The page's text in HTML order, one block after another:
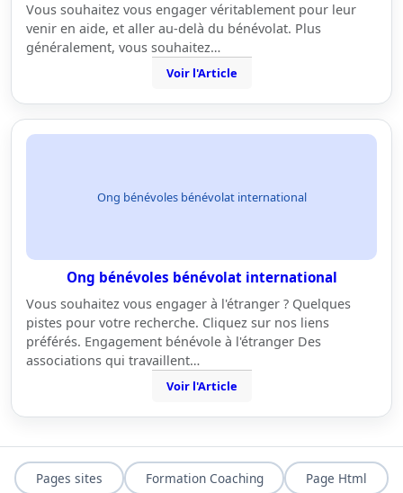
Vous souhaitez vous engager véritablement pour leur
venir en aide, et aller au-delà du bénévolat. Plus
généralement, vous souhaitez…
Voir l'Article
Ong bénévoles bénévolat international
Ong bénévoles bénévolat international
Vous souhaitez vous engager à l'étranger ? Quelques
pistes pour votre recherche. Cliquez sur nos liens
préférés. Engagement bénévole à l'étranger Des
associations qui travaillent…
Voir l'Article
Pages sites Formation Coaching Page Html